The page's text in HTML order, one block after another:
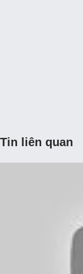
Tin liên quan